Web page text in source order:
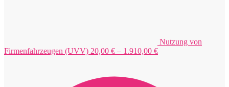
Nutzung von
Firmenfahrzeugen (UVV) 20,00 € – 1.910,00 €Preisspanne: